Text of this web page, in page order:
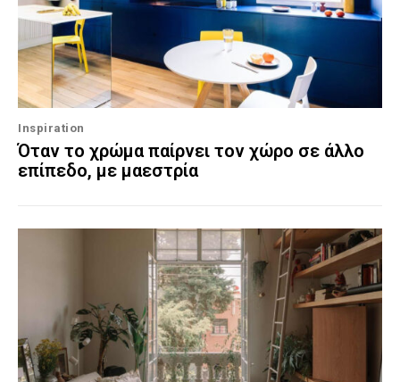
Inspiration
Όταν το χρώμα παίρνει τον χώρο σε άλλο
επίπεδο, με μαεστρία